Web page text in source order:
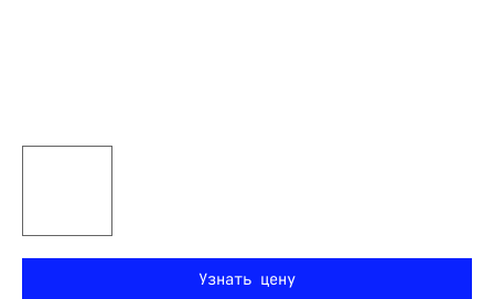
Узнать цену